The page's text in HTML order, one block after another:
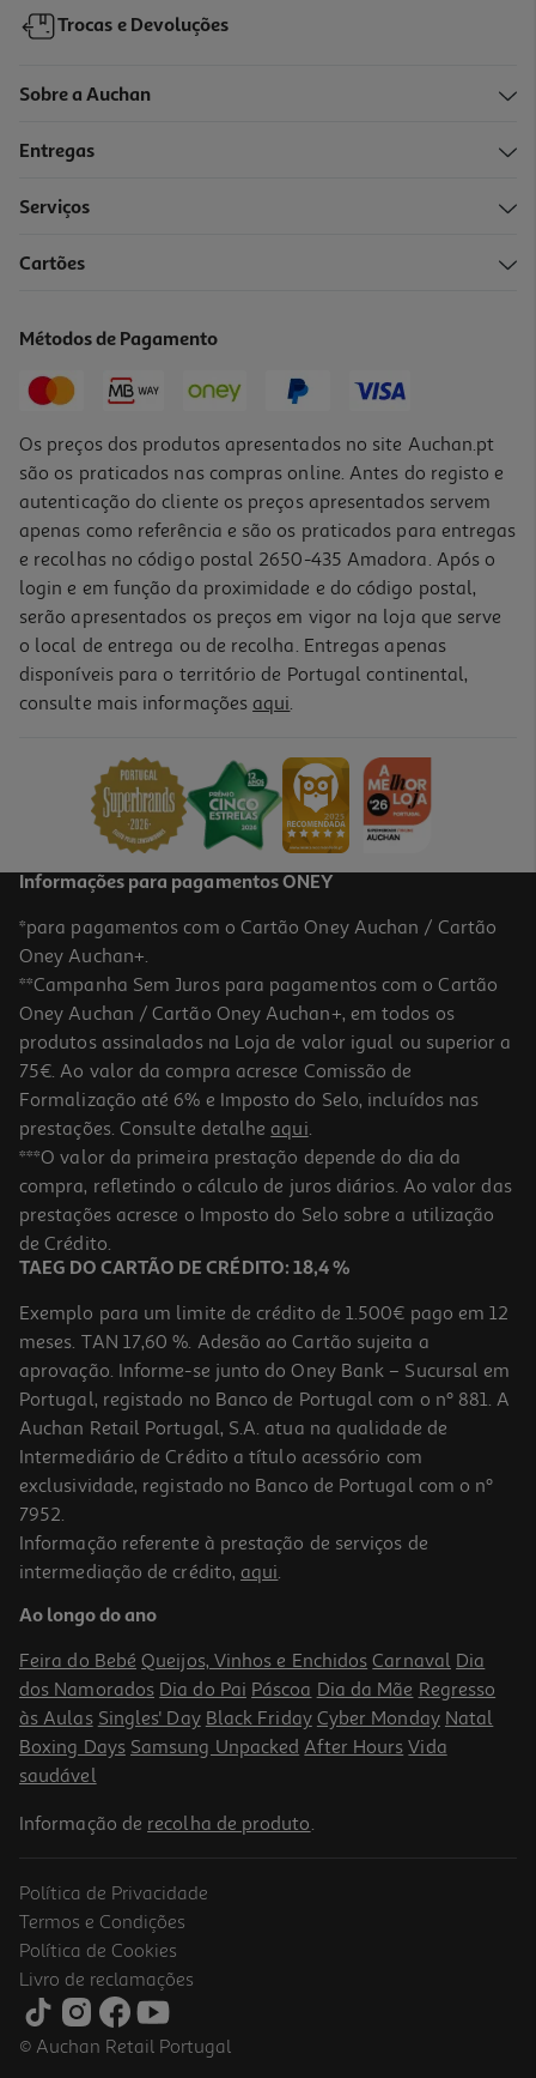
Trocas e Devoluções
Sobre a Auchan
Entregas
Serviços
Cartões
Métodos de Pagamento
Os preços dos produtos apresentados no site Auchan.pt
são os praticados nas compras online. Antes do registo e
autenticação do cliente os preços apresentados servem
apenas como referência e são os praticados para entregas
e recolhas no código postal 2650-435 Amadora. Após o
login e em função da proximidade e do código postal,
serão apresentados os preços em vigor na loja que serve
o local de entrega ou de recolha. Entregas apenas
disponíveis para o território de Portugal continental,
consulte mais informações aqui.
Informações para pagamentos ONEY
*para pagamentos com o Cartão Oney Auchan / Cartão
Oney Auchan+.
**Campanha Sem Juros para pagamentos com o Cartão
Oney Auchan / Cartão Oney Auchan+, em todos os
produtos assinalados na Loja de valor igual ou superior a
75€. Ao valor da compra acresce Comissão de
Formalização até 6% e Imposto do Selo, incluídos nas
prestações. Consulte detalhe aqui.
***O valor da primeira prestação depende do dia da
compra, refletindo o cálculo de juros diários. Ao valor das
prestações acresce o Imposto do Selo sobre a utilização
de Crédito.
TAEG DO CARTÃO DE CRÉDITO: 18,4 %
Exemplo para um limite de crédito de 1.500€ pago em 12
meses. TAN 17,60 %. Adesão ao Cartão sujeita a
aprovação. Informe-se junto do Oney Bank – Sucursal em
Portugal, registado no Banco de Portugal com o nº 881. A
Auchan Retail Portugal, S.A. atua na qualidade de
Intermediário de Crédito a título acessório com
exclusividade, registado no Banco de Portugal com o nº
7952.
Informação referente à prestação de serviços de
intermediação de crédito, aqui.
Ao longo do ano
Feira do Bebé Queijos, Vinhos e Enchidos Carnaval Dia
dos Namorados Dia do Pai Páscoa Dia da Mãe Regresso
às Aulas Singles' Day Black Friday Cyber Monday Natal
Boxing Days Samsung Unpacked After Hours Vida
saudável
Informação de recolha de produto.
Política de Privacidade
Termos e Condições
Política de Cookies
Livro de reclamações
© Auchan Retail Portugal